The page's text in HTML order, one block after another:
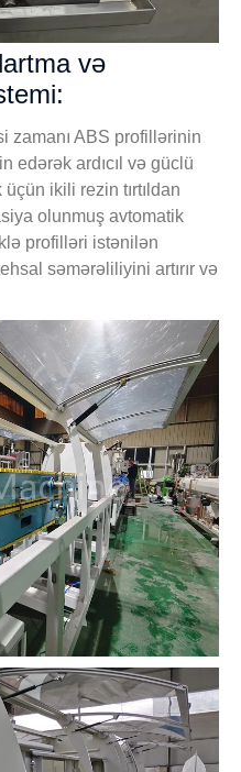
və
zamanı ABS profillərinin
edərək ardıcıl və güclü
ikili rezin tırtıldan
olunmuş avtomatik
profilləri istənilən
səmərəliliyini artırır və